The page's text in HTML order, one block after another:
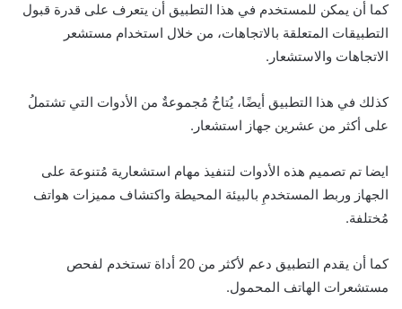
كما أن يمكن للمستخدم في هذا التطبيق أن يتعرف على قدرة قبول
التطبيقات المتعلقة بالاتجاهات، من خلال استخدام مستشعر
الاتجاهات والاستشعار.
كذلك في هذا التطبيق أيضًا، يُتاحُ مُجموعةٌ من الأدوات التي تشتملُ
على أكثر من عشرين جهاز استشعار.
ايضا تم تصميم هذه الأدوات لتنفيذ مهام استشعارية مُتنوعة على
الجهاز وربط المستخدمِ بالبيئة المحيطة واكتشاف مميزات هواتف
مُختلفة.
كما أن يقدم التطبيق دعم لأكثر من 20 أداة تستخدم لفحص
مستشعرات الهاتف المحمول.